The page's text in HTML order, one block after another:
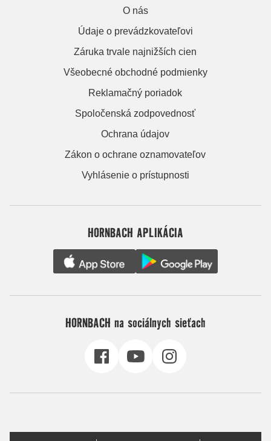
O nás
Údaje o prevádzkovateľovi
Záruka trvale najnižších cien
Všeobecné obchodné podmienky
Reklamačný poriadok
Spoločenská zodpovednosť
Ochrana údajov
Zákon o ochrane oznamovateľov
Vyhlásenie o prístupnosti
HORNBACH APLIKÁCIA
HORNBACH na sociálnych sieťach